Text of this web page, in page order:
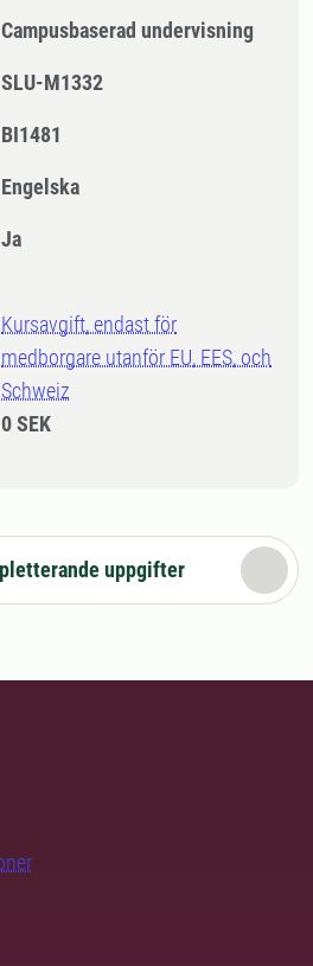
Campusbaserad undervisning
SLU-M1332
BI1481
Engelska
Ja
Kursavgift, endast för
medborgare utanför EU, EES, och
Schweiz
0 SEK
uppgifter